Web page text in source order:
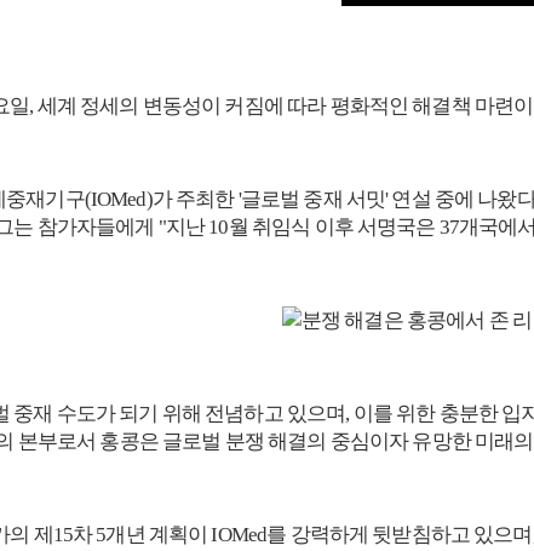
일, 세계 정세의 변동성이 커짐에 따라 평화적인 해결책 마
재기구(IOMed)가 주최한 '글로벌 중재 서밋' 연설 중에 나
는 참가자들에게 "지난 10월 취임식 이후 서명국은 37개국
중재 수도가 되기 위해 전념하고 있으며, 이를 위한 충분한
본부로서 홍콩은 글로벌 분쟁 해결의 중심이자 유망한 미래
의 제15차 5개년 계획이 IOMed를 강력하게 뒷받침하고 있